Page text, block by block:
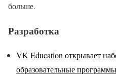
больше.
Разработка
VK Education открывает
образовательные